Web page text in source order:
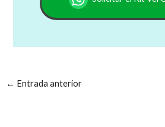
← Entrada anterior